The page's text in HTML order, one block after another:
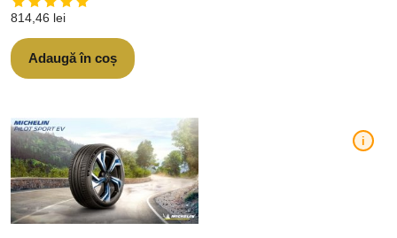
814,46 lei
Adaugă în coș
i